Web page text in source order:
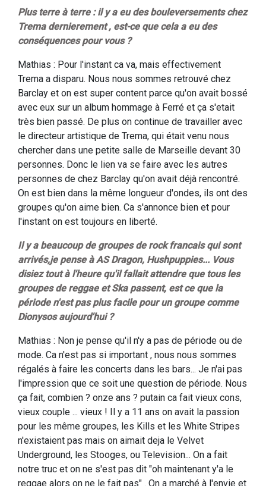
Plus terre à terre : il y a eu des bouleversements chez
Trema dernierement , est-ce que cela a eu des
conséquences pour vous ?
Mathias : Pour l'instant ca va, mais effectivement
Trema a disparu. Nous nous sommes retrouvé chez
Barclay et on est super content parce qu'on avait bossé
avec eux sur un album hommage à Ferré et ça s'etait
très bien passé. De plus on continue de travailler avec
le directeur artistique de Trema, qui était venu nous
chercher dans une petite salle de Marseille devant 30
personnes. Donc le lien va se faire avec les autres
personnes de chez Barclay qu'on avait déjà rencontré.
On est bien dans la même longueur d'ondes, ils ont des
groupes qu'on aime bien. Ca s'annonce bien et pour
l'instant on est toujours en liberté.
Il y a beaucoup de groupes de rock francais qui sont
arrivés,je pense à AS Dragon, Hushpuppies... Vous
disiez tout à l'heure qu'il fallait attendre que tous les
groupes de reggae et Ska passent, est ce que la
période n'est pas plus facile pour un groupe comme
Dionysos aujourd'hui ?
Mathias : Non je pense qu'il n'y a pas de période ou de
mode. Ca n'est pas si important , nous nous sommes
régalés à faire les concerts dans les bars... Je n'ai pas
l'impression que ce soit une question de période. Nous
ça fait, combien ? onze ans ? putain ca fait vieux cons,
vieux couple ... vieux ! Il y a 11 ans on avait la passion
pour les même groupes, les Kills et les White Stripes
n'existaient pas mais on aimait deja le Velvet
Underground, les Stooges, ou Television... On a fait
notre truc et on ne s'est pas dit "oh maintenant y'a le
reggae alors on ne le fait pas" . On a marché à l'envie et